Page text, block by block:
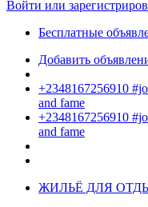
Войти или
Бесплатные
Добавить
+2348167256910
and fame
+2348167256910
and fame
ЖИЛЬЁ ДЛЯ